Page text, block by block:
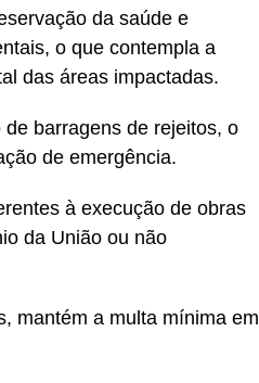
da saúde e
o que contempla a
das áreas impactadas.
barragens de rejeitos, o
de emergência.
à execução de obras
da União ou não
mantém a multa mínima em